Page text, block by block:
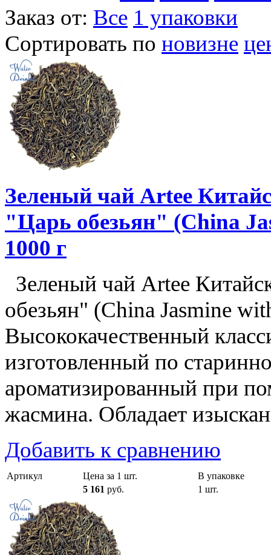
Заказ от: Все 1 упаковки
Сортировать по новизне
Зеленый чай Artee
"Царь обезьян" (China
1000 г
Зеленый чай Artee
обезьян" (China Jasmine
Высококачественный
изготовленный по
ароматизированный при
жасмина. Обладает
Добавить к сравнению
Артикул Цена за 1 шт.
В упаковке
5 161 руб. 1 шт.